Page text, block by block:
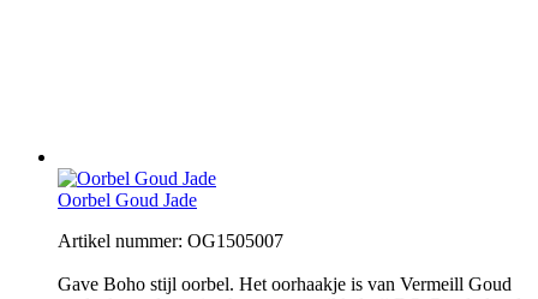
Oorbel Goud Jade
Artikel nummer: OG1505007
Gave Boho stijl oorbel. Het oorhaakje is van Vermeill Goud